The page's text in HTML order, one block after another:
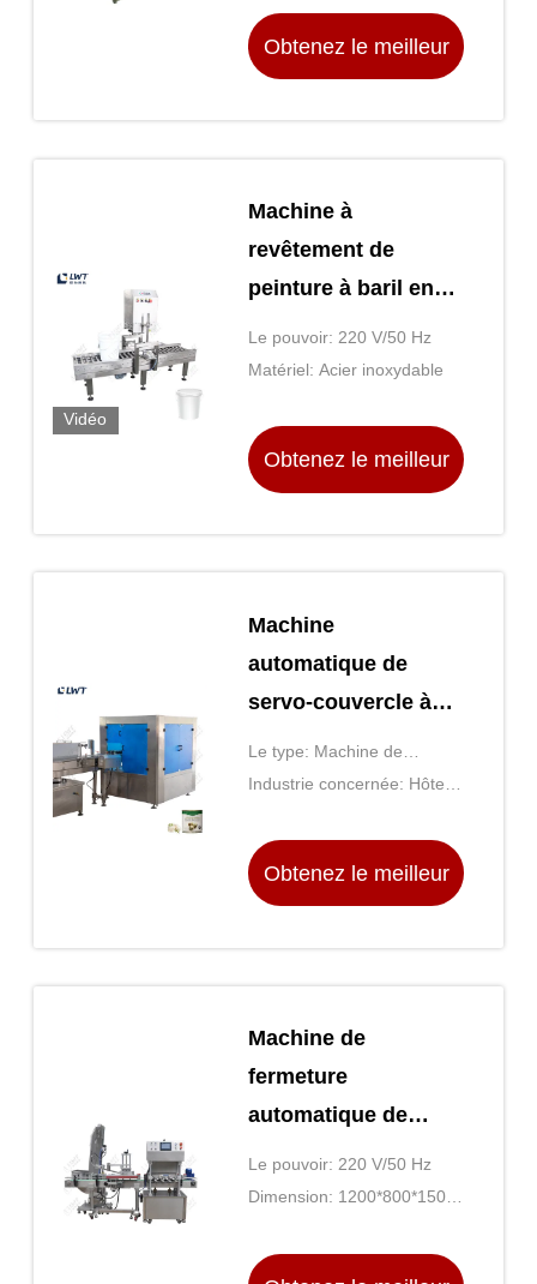
magasins de matériaux de
construction, usine de
Obtenez le meilleur
Vidéo
Machine à
revêtement de
peinture à baril en
acier inoxydable à
grande vitesse 220V
Le pouvoir: 220 V/50 Hz
Matériel: Acier inoxydable
Obtenez le meilleur
Machine
automatique de
servo-couvercle à
grande vitesse pour
les boîtes en fer
Le type: Machine de
couverture
Industrie concernée: Hôtels,
magasins de matériaux de
construction, usine de
Obtenez le meilleur
Machine de
fermeture
automatique de
bouteille à vapeur
Le pouvoir: 220 V/50 Hz
Dimension: 1200*800*1500